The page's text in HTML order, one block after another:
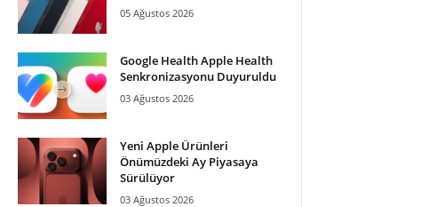
05 Ağustos 2026
Google Health Apple Health
Senkronizasyonu Duyuruldu
03 Ağustos 2026
Yeni Apple Ürünleri
Önümüzdeki Ay Piyasaya
Sürülüyor
03 Ağustos 2026